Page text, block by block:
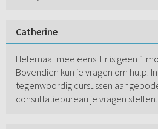
Catherine
Helemaal mee eens. Er is geen 1
Bovendien kun je vragen om hulp.
tegenwoordig cursussen
consultatiebureau je vragen stellen.